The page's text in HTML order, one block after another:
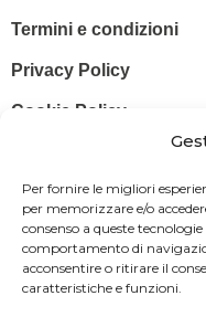
Per fornire le migliori
per memorizzare e/o
consenso a queste
comportamento di
acconsentire o ritirare il
caratteristiche e funzioni.
Termini e condizioni
Privacy Policy
Cookie Policy
Legale: Via Silvio